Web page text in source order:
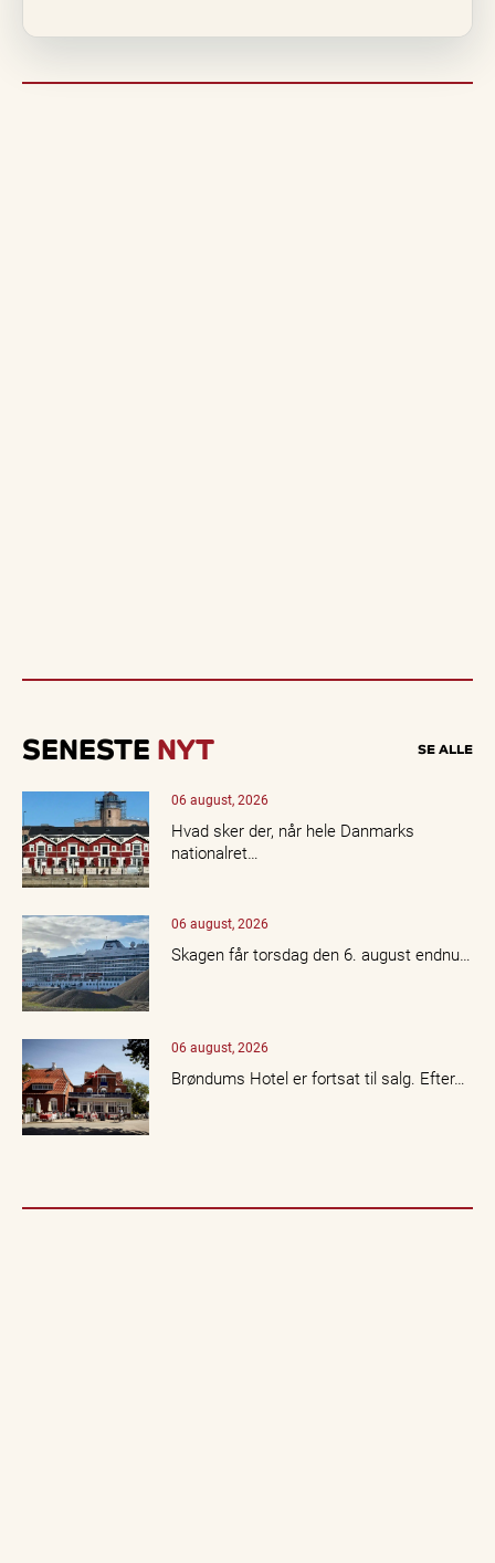
SENESTE NYT SE ALLE
06 august, 2026
Hvad sker der, når hele Danmarks
nationalret…
06 august, 2026
Skagen får torsdag den 6. august endnu…
06 august, 2026
Brøndums Hotel er fortsat til salg. Efter…